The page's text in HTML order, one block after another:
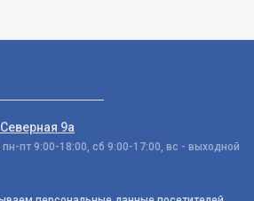
9а
пн-пт 9:00-18:00, сб 9:00-17:00, вс - выходной